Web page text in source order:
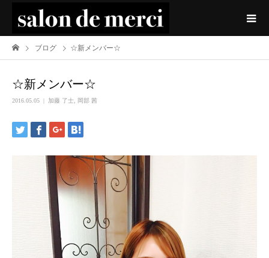
ブログ ☆新メンバー☆
☆新メンバー☆
2016.05.05 加藤 了士 岡部 茜